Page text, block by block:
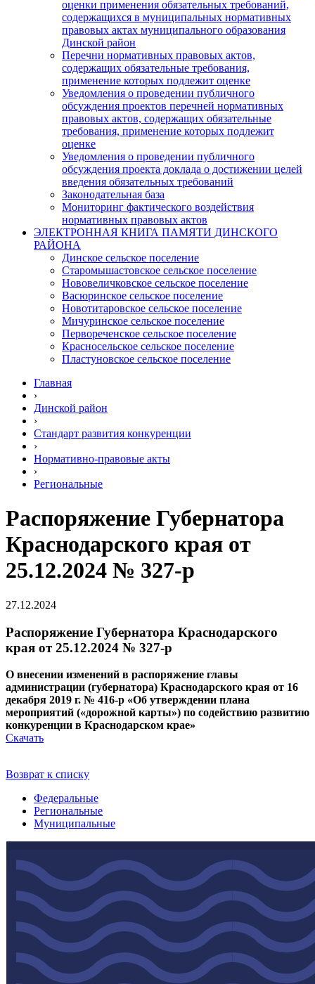
оценки применения обязательных требований,
содержащихся в муниципальных нормативных
правовых актах муниципального образования
Динской район
Перечни нормативных правовых актов,
содержащих обязательные требования,
применение которых подлежит оценке
Уведомления о проведении публичного
обсуждения проектов перечней нормативных
правовых актов, содержащих обязательные
требования, применение которых подлежит
оценке
Уведомления о проведении публичного
обсуждения проекта доклада о достижении целей
введения обязательных требований
Законодательная база
Мониторинг фактического воздействия
нормативных правовых актов
ЭЛЕКТРОННАЯ КНИГА ПАМЯТИ ДИНСКОГО
РАЙОНА
Динское сельское поселение
Старомышастовское сельское поселение
Нововеличковское сельское поселение
Васюринское сельское поселение
Новотитаровское сельское поселение
Мичуринское сельское поселение
Первореченское сельское поселение
Красносельское сельское поселение
Пластуновское сельское поселение
Главная
›
Динской район
›
Стандарт развития конкуренции
›
Нормативно-правовые акты
›
Региональные
Распоряжение Губернатора
Краснодарского края от
25.12.2024 № 327-р
27.12.2024
Распоряжение Губернатора Краснодарского
края от 25.12.2024 № 327-р
О внесении изменений в распоряжение главы
администрации (губернатора) Краснодарского края от 16
декабря 2019 г. № 416-р «Об утверждении плана
мероприятий («дорожной карты») по содействию развитию
конкуренции в Краснодарском крае»
Скачать
Возврат к списку
Федеральные
Региональные
Муниципальные